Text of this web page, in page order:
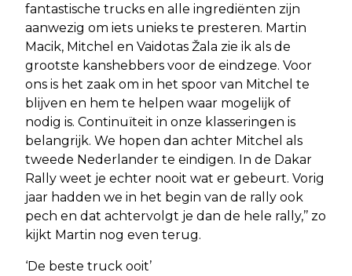
fantastische trucks en alle ingrediënten zijn
aanwezig om iets unieks te presteren. Martin
Macik, Mitchel en Vaidotas Žala zie ik als de
grootste kanshebbers voor de eindzege. Voor
ons is het zaak om in het spoor van Mitchel te
blijven en hem te helpen waar mogelijk of
nodig is. Continuïteit in onze klasseringen is
belangrijk. We hopen dan achter Mitchel als
tweede Nederlander te eindigen. In de Dakar
Rally weet je echter nooit wat er gebeurt. Vorig
jaar hadden we in het begin van de rally ook
pech en dat achtervolgt je dan de hele rally,’’ zo
kijkt Martin nog even terug.
‘De beste truck ooit’